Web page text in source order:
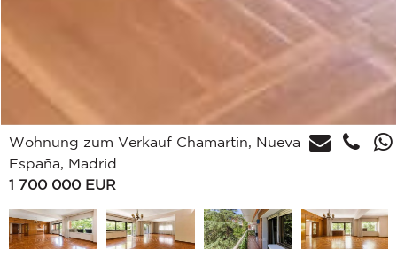
Wohnung zum Verkauf Chamartin, Nueva
España, Madrid
1 700 000 EUR